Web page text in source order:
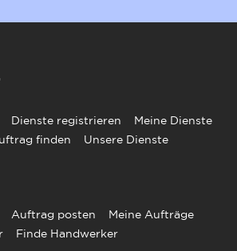
Dienste registrieren
Meine Dienste
finden Unsere Dienste
Auftrag posten
Meine Aufträge
Finde Handwerker